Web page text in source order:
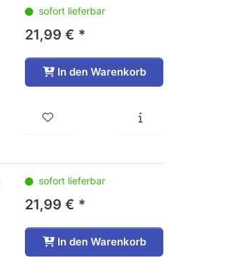
sofort lieferbar
21,99 € *
In den Warenkorb
sofort lieferbar
21,99 € *
In den Warenkorb